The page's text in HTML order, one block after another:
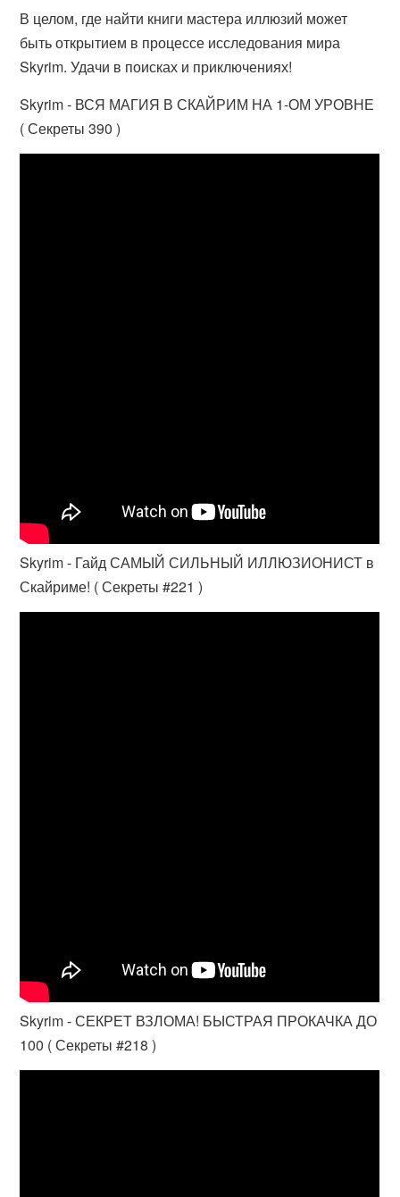
В целом, где найти книги мастера иллюзий может
быть открытием в процессе исследования мира
Skyrim. Удачи в поисках и приключениях!
Skyrim - ВСЯ МАГИЯ В СКАЙРИМ НА 1-ОМ УРОВНЕ
( Секреты 390 )
Skyrim - Гайд САМЫЙ СИЛЬНЫЙ ИЛЛЮЗИОНИСТ в
Скайриме! ( Секреты #221 )
Skyrim - СЕКРЕТ ВЗЛОМА! БЫСТРАЯ ПРОКАЧКА ДО
100 ( Секреты #218 )